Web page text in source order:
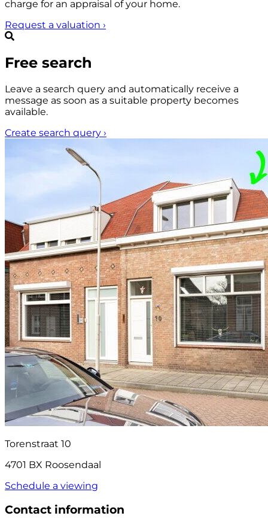
charge for an appraisal of your home.
Request a valuation ›
Free search
Leave a search query and automatically receive a
message as soon as a suitable property becomes
available.
Create search query ›
Torenstraat 10
4701 BX Roosendaal
Schedule a viewing
Contact information